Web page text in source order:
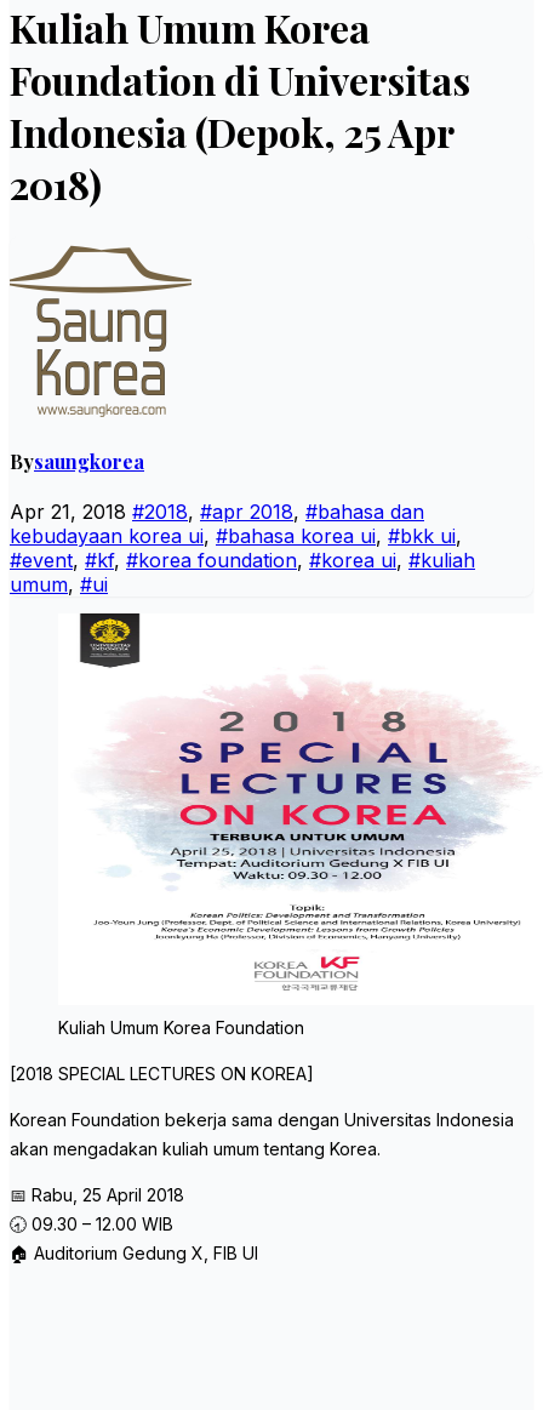
Kuliah Umum Korea
Foundation di Universitas
Indonesia (Depok, 25 Apr
2018)
Bysaungkorea
Apr 21, 2018 #2018, #apr 2018, #bahasa dan
kebudayaan korea ui, #bahasa korea ui, #bkk ui,
#event, #kf, #korea foundation, #korea ui, #kuliah
umum, #ui
Kuliah Umum Korea Foundation
[2018 SPECIAL LECTURES ON KOREA]
Korean Foundation bekerja sama dengan Universitas Indonesia
akan mengadakan kuliah umum tentang Korea.
📅 Rabu, 25 April 2018
🕣 09.30 – 12.00 WIB
🏠 Auditorium Gedung X, FIB UI